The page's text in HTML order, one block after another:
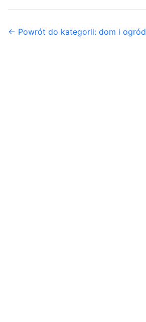
← Powrót do kategorii: dom i ogród